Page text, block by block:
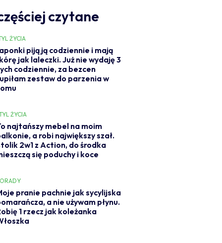
czytane
ŻYCIA
piją ją codziennie i mają
jak laleczki. Już nie wydaję 3
codziennie, za bezcen
zestaw do parzenia w
ŻYCIA
najtańszy mebel na moim
a robi największy szał.
2w1 z Action, do środka
się poduchy i koce
pranie pachnie jak sycylijska
a nie używam płynu.
1 rzecz jak koleżanka